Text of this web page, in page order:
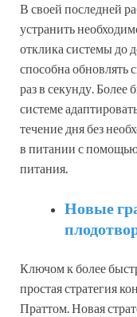
В своей последней
устранить
отклика системы до
способна обновлять
раз в секунду. Более
системе
течение дня без
в питании с
питания.
Новые
Ключом к более
простая стратегия
Праттом. Новая